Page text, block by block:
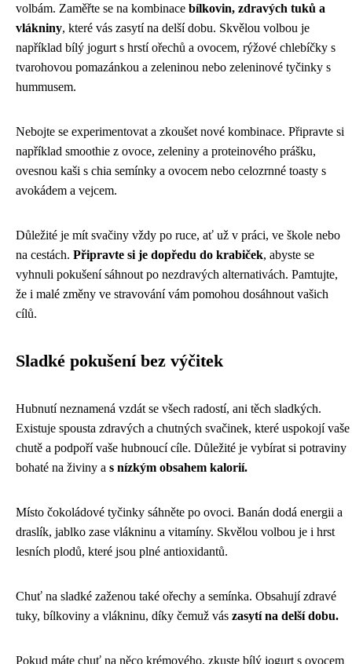
volbám. Zaměřte se na kombinace bílkovin, zdravých tuků a
vlákniny, které vás zasytí na delší dobu. Skvělou volbou je
například bílý jogurt s hrstí ořechů a ovocem, rýžové chlebíčky s
tvarohovou pomazánkou a zeleninou nebo zeleninové tyčinky s
hummusem.
Nebojte se experimentovat a zkoušet nové kombinace. Připravte si
například smoothie z ovoce, zeleniny a proteinového prášku,
ovesnou kaši s chia semínky a ovocem nebo celozrnné toasty s
avokádem a vejcem.
Důležité je mít svačiny vždy po ruce, ať už v práci, ve škole nebo
na cestách. Připravte si je dopředu do krabiček, abyste se
vyhnuli pokušení sáhnout po nezdravých alternativách. Pamtujte,
že i malé změny ve stravování vám pomohou dosáhnout vašich
cílů.
Sladké pokušení bez výčitek
Hubnutí neznamená vzdát se všech radostí, ani těch sladkých.
Existuje spousta zdravých a chutných svačinek, které uspokojí vaše
chutě a podpoří vaše hubnoucí cíle. Důležité je vybírat si potraviny
bohaté na živiny a s nízkým obsahem kalorií.
Místo čokoládové tyčinky sáhněte po ovoci. Banán dodá energii a
draslík, jablko zase vlákninu a vitamíny. Skvělou volbou je i hrst
lesních plodů, které jsou plné antioxidantů.
Chuť na sladké zaženou také ořechy a semínka. Obsahují zdravé
tuky, bílkoviny a vlákninu, díky čemuž vás zasytí na delší dobu.
Pokud máte chuť na něco krémového, zkuste bílý jogurt s ovocem